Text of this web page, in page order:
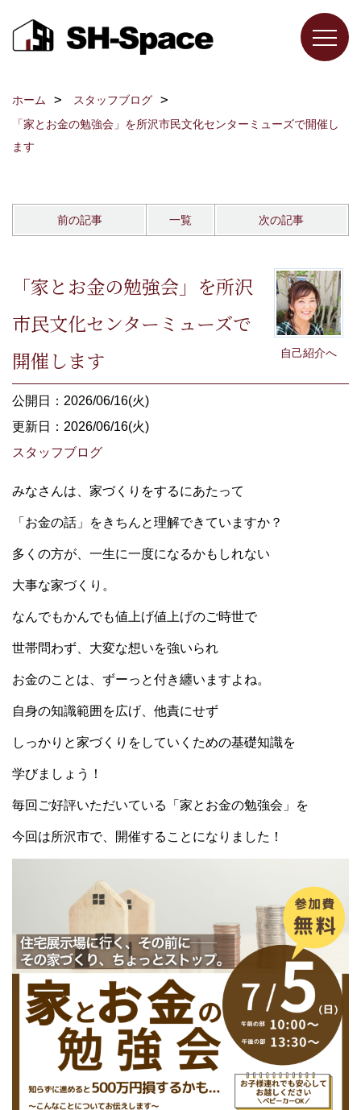
ホーム
スタッフブログ
「家とお金の勉強会」を所沢市民文化センターミューズで開催し
ます
前の記事 一覧 次の記事
自己紹介へ
「家とお金の勉強会」を所沢
市民文化センターミューズで
開催します
公開日：2026/06/16(火)
更新日：2026/06/16(火)
スタッフブログ
みなさんは、家づくりをするにあたって
「お金の話」をきちんと理解できていますか？
多くの方が、一生に一度になるかもしれない
大事な家づくり。
なんでもかんでも値上げ値上げのご時世で
世帯問わず、大変な想いを強いられ
お金のことは、ずーっと付き纏いますよね。
自身の知識範囲を広げ、他責にせず
しっかりと家づくりをしていくための基礎知識を
学びましょう！
毎回ご好評いただいている「家とお金の勉強会」を
今回は所沢市で、開催することになりました！